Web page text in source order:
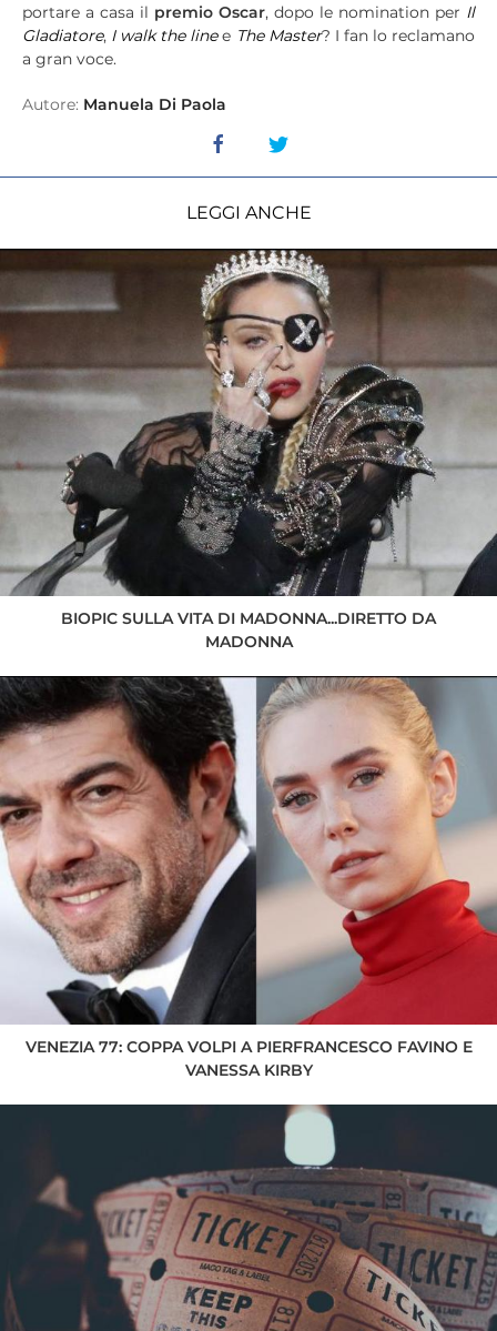
portare a casa il premio Oscar, dopo le nomination per Il
Gladiatore, I walk the linee The Master? I fan lo reclamano
a gran voce.
Autore: Manuela Di Paola
LEGGI ANCHE
BIOPIC SULLA VITA DI MADONNA...DIRETTO DA
MADONNA
VENEZIA 77: COPPA VOLPI A PIERFRANCESCO FAVINO E
VANESSA KIRBY